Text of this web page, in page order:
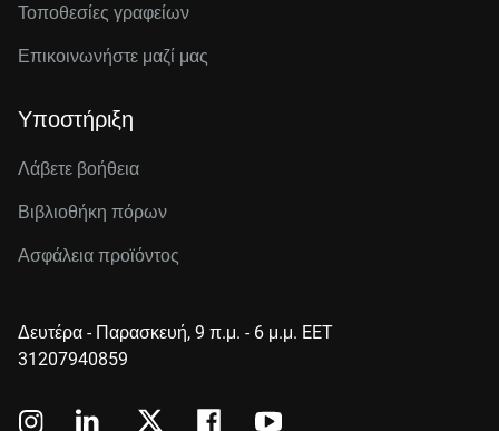
Τοποθεσίες γραφείων
Επικοινωνήστε μαζί μας
Υποστήριξη
Λάβετε βοήθεια
Βιβλιοθήκη πόρων
Ασφάλεια προϊόντος
Δευτέρα - Παρασκευή, 9 π.μ. - 6 μ.μ. EET
31207940859